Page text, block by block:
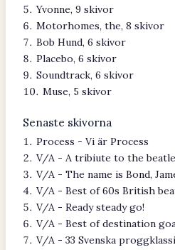
Yvonne, 9 skivor
Motorhomes, the, 8 skivor
Bob Hund, 6 skivor
Placebo, 6 skivor
Soundtrack, 6 skivor
Muse, 5 skivor
Senaste skivorna
Process - Vi är Process
V/A - A tribiute to the
V/A - The name is Bond,
V/A - Best of 60s British
V/A - Ready steady go!
V/A - Best of destination
V/A - 33 Svenska